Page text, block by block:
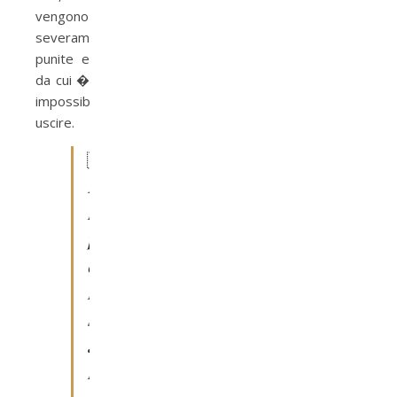
vengono
severamente
punite e
da cui �
impossibile
uscire.
R
i
p
e
n
s
a
n